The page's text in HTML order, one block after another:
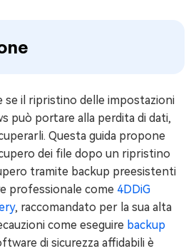
se il ripristino delle impostazioni
può portare alla perdita di dati,
Questa guida propone
dei file dopo un ripristino
tramite backup preesistenti
professionale come 4DDiG
, raccomandato per la sua alta
come eseguire backup
di sicurezza affidabili è